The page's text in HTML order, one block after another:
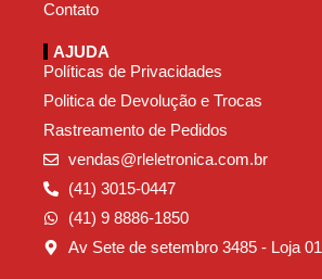
Contato
AJUDA
Políticas de Privacidades
Politica de Devolução e Trocas
Rastreamento de Pedidos
vendas@rleletronica.com.br
(41) 3015-0447
(41) 9 8886-1850
Av Sete de setembro 3485 - Loja 01